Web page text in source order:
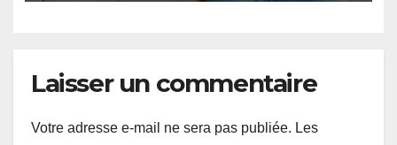
Laisser un commentaire
Votre adresse e-mail ne sera pas publiée. Les